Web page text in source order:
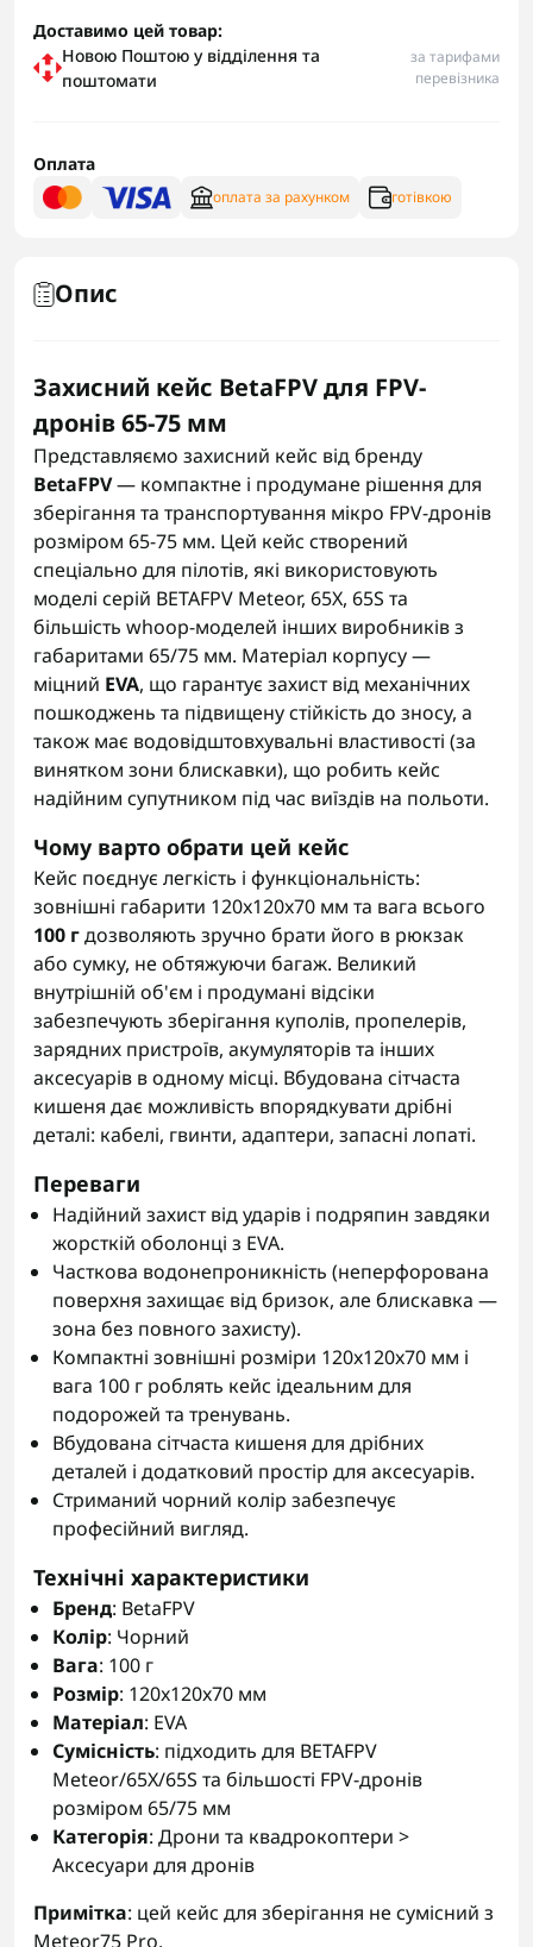
Доставимо цей товар:
Новою Поштою у відділення та
поштомати
за тарифами
перевізника
Оплата
оплата за рахунком готівкою
Опис
Захисний кейс BetaFPV для FPV-
дронів 65-75 мм
Представляємо захисний кейс від бренду
BetaFPV— компактне і продумане рішення для
зберігання та транспортування мікро FPV-дронів
розміром 65-75 мм. Цей кейс створений
спеціально для пілотів, які використовують
моделі серій BETAFPV Meteor, 65X, 65S та
більшість whoop-моделей інших виробників з
габаритами 65/75 мм. Матеріал корпусу —
міцний EVA, що гарантує захист від механічних
пошкоджень та підвищену стійкість до зносу, а
також має водовідштовхувальні властивості (за
винятком зони блискавки), що робить кейс
надійним супутником під час виїздів на польоти.
Чому варто обрати цей кейс
Кейс поєднує легкість і функціональність:
зовнішні габарити 120x120x70 мм та вага всього
100 гдозволяють зручно брати його в рюкзак
або сумку, не обтяжуючи багаж. Великий
внутрішній об'єм і продумані відсіки
забезпечують зберігання куполів, пропелерів,
зарядних пристроїв, акумуляторів та інших
аксесуарів в одному місці. Вбудована сітчаста
кишеня дає можливість впорядкувати дрібні
деталі: кабелі, гвинти, адаптери, запасні лопаті.
Переваги
Надійний захист від ударів і подряпин завдяки
жорсткій оболонці з EVA.
Часткова водонепроникність (неперфорована
поверхня захищає від бризок, але блискавка —
зона без повного захисту).
Компактні зовнішні розміри 120x120x70 мм і
вага 100 г роблять кейс ідеальним для
подорожей та тренувань.
Вбудована сітчаста кишеня для дрібних
деталей і додатковий простір для аксесуарів.
Стриманий чорний колір забезпечує
професійний вигляд.
Технічні характеристики
Бренд: BetaFPV
Колір: Чорний
Вага: 100 г
Розмір: 120x120x70 мм
Матеріал: EVA
Сумісність: підходить для BETAFPV
Meteor/65X/65S та більшості FPV-дронів
розміром 65/75 мм
Категорія: Дрони та квадрокоптери >
Аксесуари для дронів
Примітка: цей кейс для зберігання не сумісний з
Meteor75 Pro.